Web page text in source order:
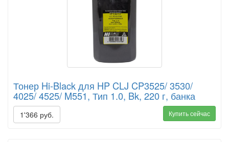
Тонер Hi-Black для HP CLJ CP3525/ 3530/
4025/ 4525/ M551, Тип 1.0, Bk, 220 г, банка
1'366 руб. Купить сейчас